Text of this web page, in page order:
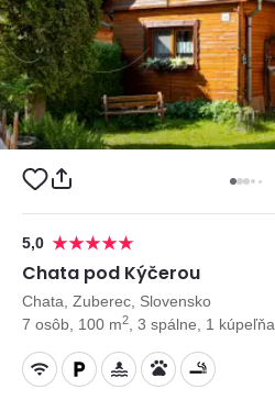
5,0
Chata pod Kýčerou
Chata, Zuberec, Slovensko
7 osôb, 100 m2 , 3 spálne, 1 kúpeľňa